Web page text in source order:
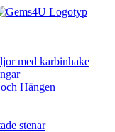
med karbinhake
Hängen
stenar